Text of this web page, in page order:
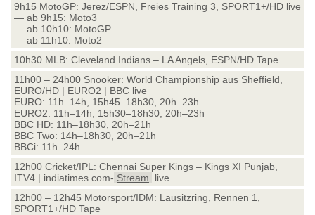
9h15 MotoGP: Jerez/ESPN, Freies Training 3, SPORT1+/HD live
— ab 9h15: Moto3
— ab 10h10: MotoGP
— ab 11h10: Moto2
10h30 MLB: Cleveland Indians – LA Angels, ESPN/HD Tape
11h00 – 24h00 Snooker: World Championship aus Sheffield,
EURO/HD | EURO2 | BBC live
EURO: 11h–14h, 15h45–18h30, 20h–23h
EURO2: 11h–14h, 15h30–18h30, 20h–23h
BBC HD: 11h–18h30, 20h–21h
BBC Two: 14h–18h30, 20h–21h
BBCi: 11h–24h
12h00 Cricket/IPL: Chennai Super Kings – Kings XI Punjab,
ITV4 | indiatimes.com- Stream
live
12h00 – 12h45 Motorsport/IDM: Lausitzring, Rennen 1,
SPORT1+/HD Tape